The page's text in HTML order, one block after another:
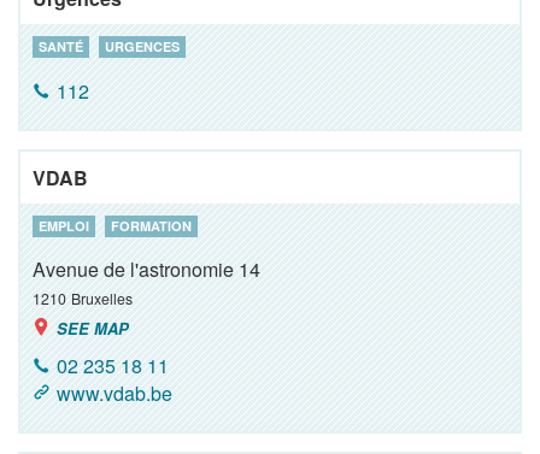
SANTÉ URGENCES
112
VDAB
EMPLOI FORMATION
Avenue de l'astronomie 14
1210 Bruxelles
SEE MAP
02 235 18 11
www.vdab.be